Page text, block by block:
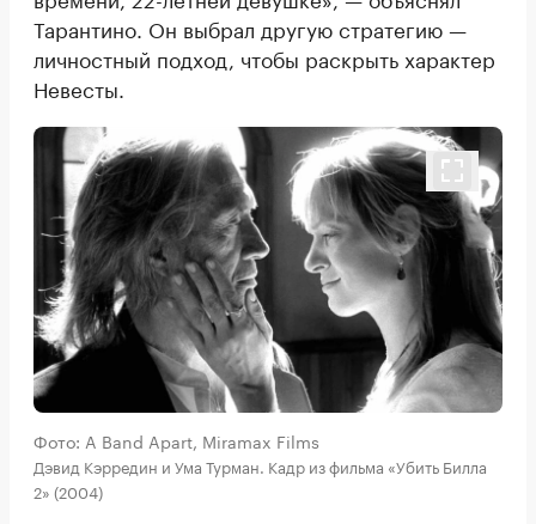
Тарантино. Он выбрал другую стратегию —
личностный подход, чтобы раскрыть характер
Невесты.
Фото: A Band Apart, Miramax Films
Дэвид Кэрредин и Ума Турман. Кадр из фильма «Убить Билла
2» (2004)